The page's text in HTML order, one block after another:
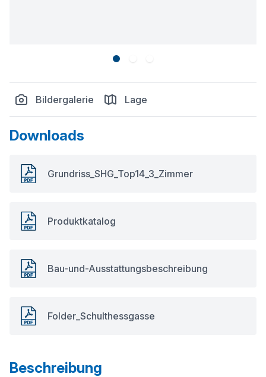
Bildergalerie Lage
Downloads
Grundriss_SHG_Top14_3_Zimmer
Produktkatalog
Bau-und-Ausstattungsbeschreibung
Folder_Schulthessgasse
Beschreibung